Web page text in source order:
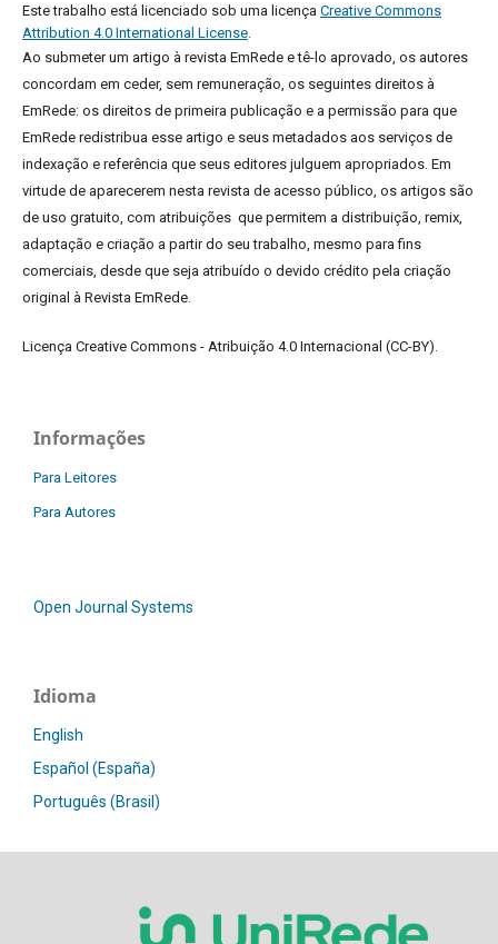
Este trabalho está licenciado sob uma licença Creative Commons
Attribution 4.0 International License.
Ao submeter um artigo à revista EmRede e tê-lo aprovado, os autores
concordam em ceder, sem remuneração, os seguintes direitos à
EmRede: os direitos de primeira publicação e a permissão para que
EmRede redistribua esse artigo e seus metadados aos serviços de
indexação e referência que seus editores julguem apropriados. Em
virtude de aparecerem nesta revista de acesso público, os artigos são
de uso gratuito, com atribuições que permitem a distribuição, remix,
adaptação e criação a partir do seu trabalho, mesmo para fins
comerciais, desde que seja atribuído o devido crédito pela criação
original à Revista EmRede.
Licença Creative Commons - Atribuição 4.0 Internacional (CC-BY).
Informações
Para Leitores
Para Autores
Open Journal Systems
Idioma
English
Español (España)
Português (Brasil)